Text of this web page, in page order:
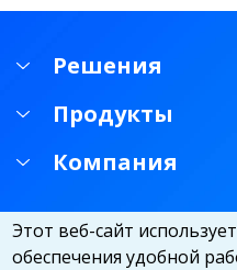
Решения
Продукты
Компания
Этот веб-сайт
обеспечения удобной